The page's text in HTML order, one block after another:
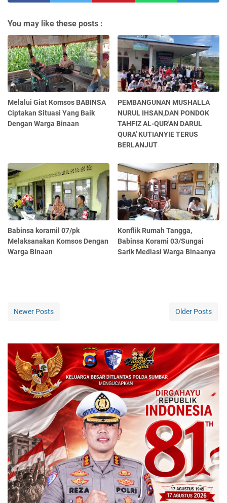
You may like these posts :
Melalui Giat Komsos BABINSA
Ciptakan Situasi Yang Baik
Dengan Warga Binaan
PEMBANGUNAN MUSHALLA
NURUL IHSAN,DAN PONDOK
TAHFIZ AL-QUR'AN DARUL
QURA' KUTIANYIE TERUS
BERLANJUT
Babinsa koramil 07/pk
Melaksanakan Komsos Dengan
Warga Binaan
Konflik Rumah Tangga,
Babinsa Korami 03/Sungai
Sarik Mediasi Warga Binaanya
Newer Posts Older Posts